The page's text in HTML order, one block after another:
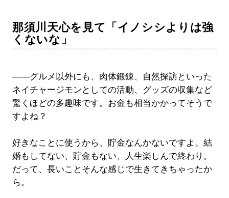
那須川天心を見て「イノシシよりは強
くないな」
――グルメ以外にも、肉体鍛錬、自然探訪といった
ネイチャージモンとしての活動、グッズの収集など
驚くほどの多趣味です。お金も相当かかってそうで
すよね？
好きなことに使うから、貯金なんかないですよ。結
婚もしてない、貯金もない、人生楽しんで終わり。
だって、長いことそんな感じで生きてきちゃったか
ら。